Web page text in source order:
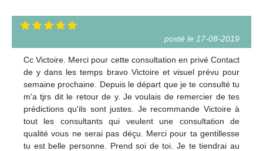
posté le 17-08-2019
Cc Victoire. Merci pour cette consultation en privé Contact
de y dans les temps bravo Victoire et visuel prévu pour
semaine prochaine. Depuis le départ que je te consulté tu
m'a tjrs dit le retour de y. Je voulais de remercier de tes
prédictions qu'ils sont justes. Je recommande Victoire à
tout les consultants qui veulent une consultation de
qualité vous ne serai pas déçu. Merci pour ta gentillesse
tu est belle personne. Prend soi de toi. Je te tiendrai au